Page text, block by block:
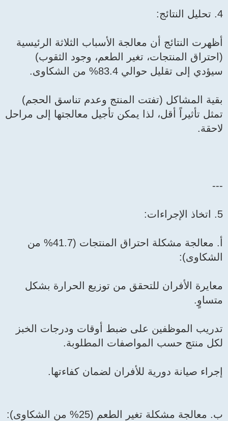
4. تحليل النتائج:
أظهرت النتائج أن معالجة الأسباب الثلاثة الرئيسية
(احتراق المنتجات، تغير الطعم، وجود الثقوب)
سيؤدي إلى تقليل حوالي 83.4% من الشكاوى.
بقية المشاكل (تفتت المنتج وعدم تناسق الحجم)
تمثل تأثيراً أقل، لذا يمكن تأجيل معالجتها إلى مراحل
لاحقة.
---
5. اتخاذ الإجراءات:
أ. معالجة مشكلة احتراق المنتجات (41.7% من
الشكاوى):
معايرة الأفران للتحقق من توزيع الحرارة بشكل
متساوٍ.
تدريب الموظفين على ضبط أوقات ودرجات الخبز
لكل منتج حسب المواصفات المطلوبة.
إجراء صيانة دورية للأفران لضمان كفاءتها.
ب. معالجة مشكلة تغير الطعم (25% من الشكاوى):